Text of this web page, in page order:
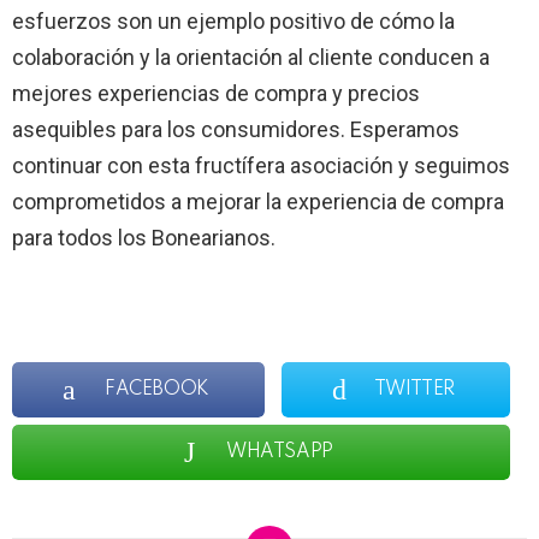
esfuerzos son un ejemplo positivo de cómo la
colaboración y la orientación al cliente conducen a
mejores experiencias de compra y precios
asequibles para los consumidores. Esperamos
continuar con esta fructífera asociación y seguimos
comprometidos a mejorar la experiencia de compra
para todos los Bonearianos.
FACEBOOK TWITTER
WHATSAPP